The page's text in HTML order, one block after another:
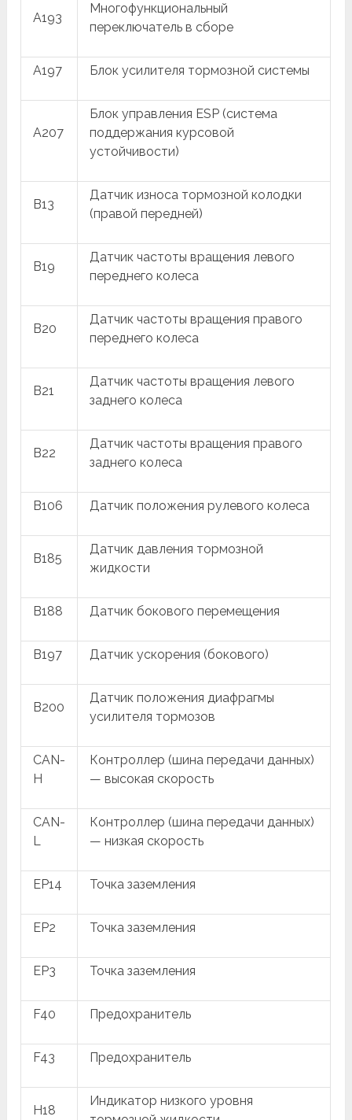
A193
Многофункциональный
переключатель в сборе
A197 Блок усилителя тормозной системы
A207
Блок управления ESP (система
поддержания курсовой
устойчивости)
B13
Датчик износа тормозной колодки
(правой передней)
B19
Датчик частоты вращения левого
переднего колеса
B20
Датчик частоты вращения правого
переднего колеса
B21
Датчик частоты вращения левого
заднего колеса
B22
Датчик частоты вращения правого
заднего колеса
B106 Датчик положения рулевого колеса
B185
Датчик давления тормозной
жидкости
B188 Датчик бокового перемещения
B197 Датчик ускорения (бокового)
B200
Датчик положения диафрагмы
усилителя тормозов
CAN-
H
Контроллер (шина передачи данных)
— высокая скорость
CAN-
L
Контроллер (шина передачи данных)
— низкая скорость
EP14 Точка заземления
EP2 Точка заземления
EP3 Точка заземления
F40 Предохранитель
F43 Предохранитель
H18
Индикатор низкого уровня